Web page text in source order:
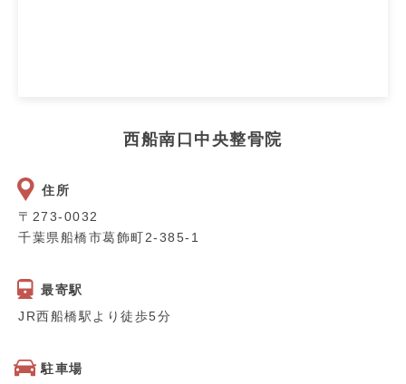
西船南口中央整骨院
住所
〒273-0032
千葉県船橋市葛飾町2-385-1
最寄駅
JR西船橋駅より徒歩5分
駐車場